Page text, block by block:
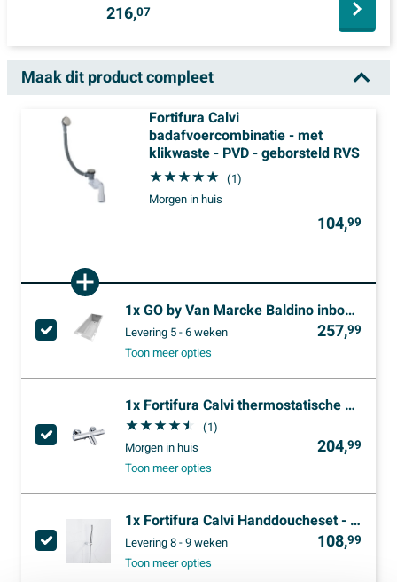
216,07
Maak dit product compleet
Fortifura Calvi
badafvoercombinatie - met
klikwaste - PVD - geborsteld RVS
(1)
Morgen in huis
104,99
1xGO by Van Marcke Baldino inbouwbad 170x70cm zonder poten Acryl Glans Wit
Levering 5 - 6 weken 257,99
Toon meer opties
1x Fortifura Calvi thermostatische badkraan - hoogglans chroom
(1)
Morgen in huis
204,99
Toon meer opties
1x Fortifura Calvi Handdoucheset - 22.5cm - staaf - met houder - anti-twist - slang - 150cm - hoogglans chroom
Levering8 - 9 weken 108,99
Toon meer opties